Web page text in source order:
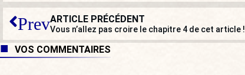
PrevARTICLE PRÉCÉDENT
Vous n’allez pas croire le chapitre 4 de cet article !
VOS COMMENTAIRES